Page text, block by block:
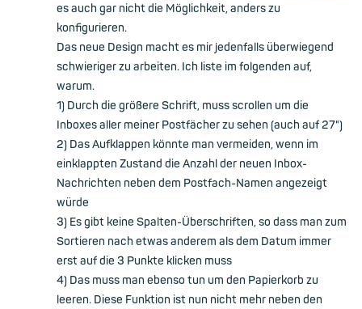
es auch gar nicht die Möglichkeit, anders zu
konfigurieren.
Das neue Design macht es mir jedenfalls überwiegend
schwieriger zu arbeiten. Ich liste im folgenden auf,
warum.
1) Durch die größere Schrift, muss scrollen um die
Inboxes aller meiner Postfächer zu sehen (auch auf 27")
2) Das Aufklappen könnte man vermeiden, wenn im
einklappten Zustand die Anzahl der neuen Inbox-
Nachrichten neben dem Postfach-Namen angezeigt
würde
3) Es gibt keine Spalten-Überschriften, so dass man zum
Sortieren nach etwas anderem als dem Datum immer
erst auf die 3 Punkte klicken muss
4) Das muss man ebenso tun um den Papierkorb zu
leeren. Diese Funktion ist nun nicht mehr neben den